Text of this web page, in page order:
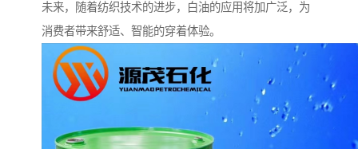
未来，随着纺织技术的进步，白油的应用将加广泛，为
消费者带来舒适、智能的穿着体验。